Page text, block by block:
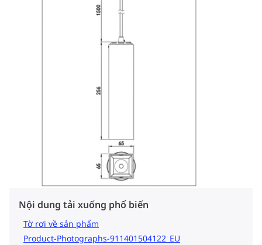
Nội dung tải xuống phổ biến
Tờ rơi về sản phẩm
Product-Photographs-911401504122_EU